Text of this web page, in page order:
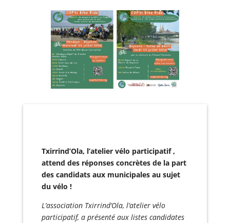
Txirrind’Ola, l’atelier vélo participatif ,
attend des réponses concrètes de la part
des candidats aux municipales au sujet
du vélo !
L’association Txirrind’Ola, l’atelier vélo
participatif, a présenté aux listes candidates